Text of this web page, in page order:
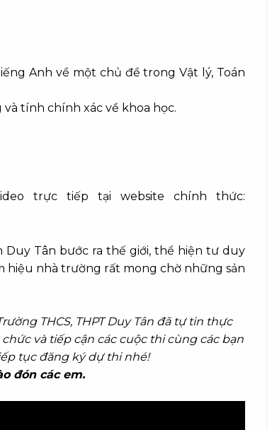
Anh về một chủ đề trong Vật lý, Toán
và tính chính xác về khoa học.
trực tiếp tại website chính thức:
Duy Tân bước ra thế giới, thể hiện tư duy
hiệu nhà trường rất mong chờ những sản
THCS, THPT Duy Tân đã tự tin thực
và tiếp cận các cuộc thi cùng các bạn
tục đăng ký dự thi nhé!
đón các em.